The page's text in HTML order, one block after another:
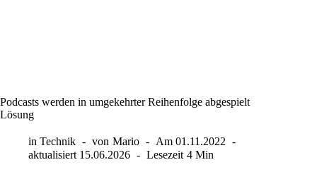
Podcasts werden in umgekehrter Reihenfolge abgespielt
Lösung
in Technik von Mario Am 01.11.2022
aktualisiert 15.06.2026 Lesezeit 4 Min